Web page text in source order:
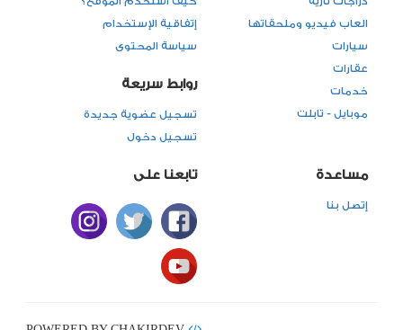
العاب فيديو وملحقاتها
سيارات
عقارات
خدمات
موبايل - تابلت
إتفاقية الإستخدام
سياسة المحتوى
روابط سريعة
تسجيل عضوية جديدة
تسجيل دخول
مساعدة
إتصل بنا
تابعنا على